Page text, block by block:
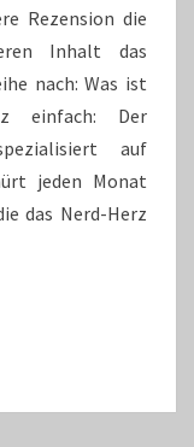
Rezension die
Inhalt das
nach: Was ist
einfach: Der
auf
jeden Monat
das Nerd-Herz